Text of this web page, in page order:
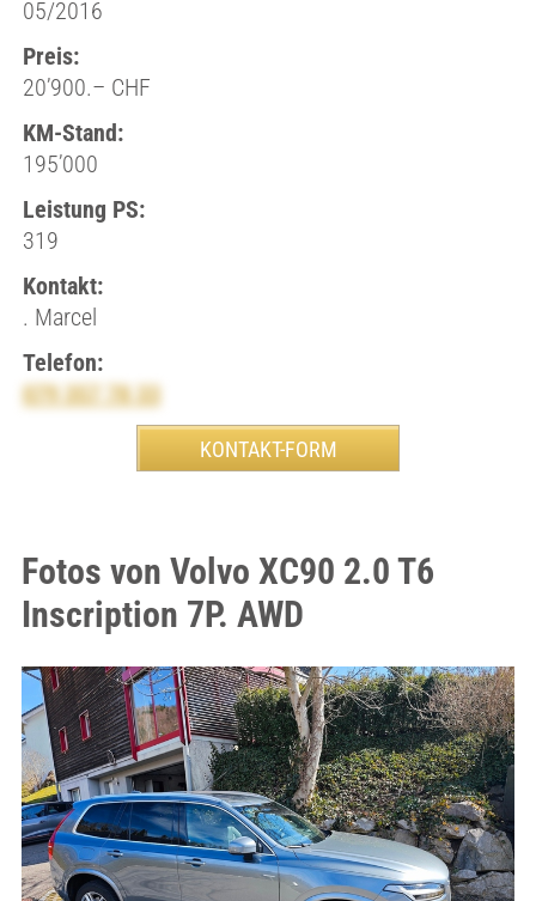
05/2016
Preis:
20’900.– CHF
KM-Stand:
195’000
Leistung PS:
319
Kontakt:
. Marcel
Telefon:
079 357 78 33
Fotos von Volvo XC90 2.0 T6
Inscription 7P. AWD